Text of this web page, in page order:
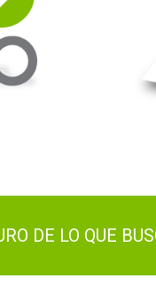
DE LO QUE